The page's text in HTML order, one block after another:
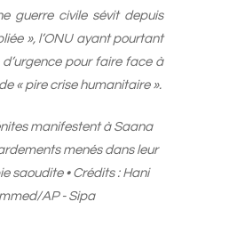
guerre civile sévit depuis
», l’ONU ayant pourtant
pour faire face à
« pire crise humanitaire ».
manifestent à Saana
menés dans leur
saoudite • Crédits : Hani
AP - Sipa